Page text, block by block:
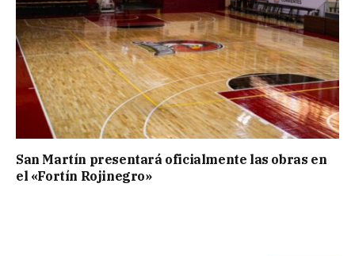
San Martín presentará oficialmente las obras en
el «Fortín Rojinegro»